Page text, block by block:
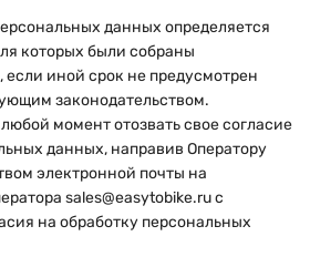
данных определяется
которых были собраны
иной срок не предусмотрен
законодательством.
момент отозвать свое согласие
данных, направив Оператору
электронной почты на
sales@easytobike.ruс
на обработку персональных